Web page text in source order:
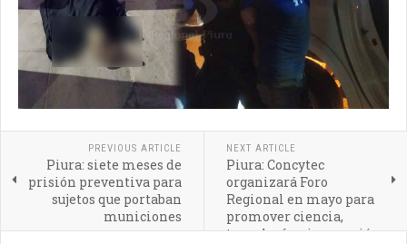
PREVIOUS ARTICLE
Piura: siete meses de
prisión preventiva para
sujetos que portaban
municiones
NEXT ARTICLE
Piura: Concytec
organizará Foro
Regional en mayo para
promover ciencia,
tecnología e innovación